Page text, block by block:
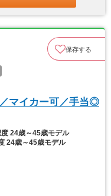
保存する
マイカー可／手当◎
度 24歳～45歳モデル
24歳～45歳モデル